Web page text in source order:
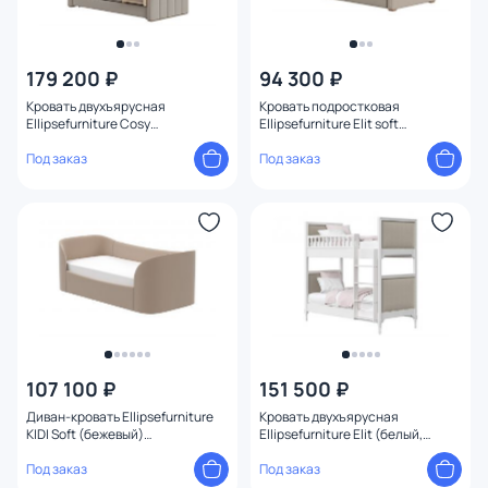
179 200 ₽
Кровать двухъярусная
Ellipsefurniture Cosy
(бежевый) СF010307480101
Под заказ
94 300 ₽
Кровать подростковая
Ellipsefurniture Elit soft
Под заказ
107 100 ₽
Диван-кровать Ellipsefurniture
KIDI Soft (бежевый)
Под заказ
151 500 ₽
Кровать двухъярусная
Ellipsefurniture Elit (белый,
бежевая ткань) ET010101020101
Под заказ